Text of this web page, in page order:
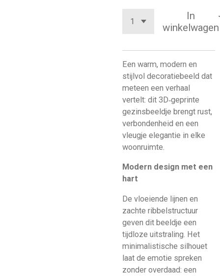
In
winkelwagen
Een warm, modern en
stijlvol decoratiebeeld dat
meteen een verhaal
vertelt: dit 3D‑geprinte
gezinsbeeldje brengt rust,
verbondenheid en een
vleugje elegantie in elke
woonruimte.
Modern design met een
hart
De vloeiende lijnen en
zachte ribbelstructuur
geven dit beeldje een
tijdloze uitstraling. Het
minimalistische silhouet
laat de emotie spreken
zonder overdaad: een